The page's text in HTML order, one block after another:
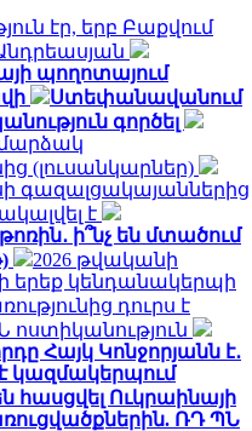
էր, երբ Բաքվում
պողոտայում
Ստեփանավանում
գործել
(լուսանկարներ)
գազալցակայաններից
է
ի՞նչ են մտածում
2026 թվականի
երեք կենդանակերպի
դուրս է
ոստիկանություն
Հայկ Կոնջորյանն է․
կազմակերպում
հասցվել Ուկրաինայի
ՌԴ ՊՆ